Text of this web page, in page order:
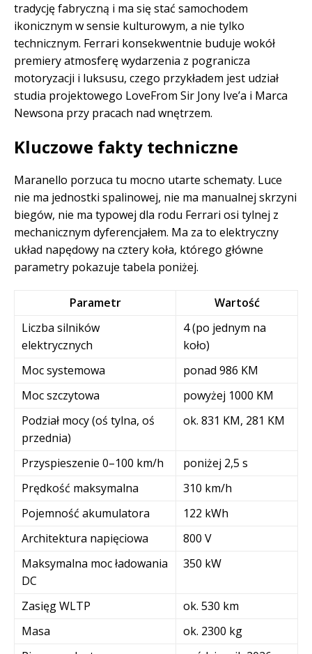
tradycję fabryczną i ma się stać samochodem
ikonicznym w sensie kulturowym, a nie tylko
technicznym. Ferrari konsekwentnie buduje wokół
premiery atmosferę wydarzenia z pogranicza
motoryzacji i luksusu, czego przykładem jest udział
studia projektowego LoveFrom Sir Jony Ive’a i Marca
Newsona przy pracach nad wnętrzem.
Kluczowe fakty techniczne
Maranello porzuca tu mocno utarte schematy. Luce
nie ma jednostki spalinowej, nie ma manualnej skrzyni
biegów, nie ma typowej dla rodu Ferrari osi tylnej z
mechanicznym dyferencjałem. Ma za to elektryczny
układ napędowy na cztery koła, którego główne
parametry pokazuje tabela poniżej.
Parametr
Wartość
Liczba silników
elektrycznych
4 (po jednym na
koło)
Moc systemowa
ponad 986 KM
Moc szczytowa
powyżej 1000 KM
Podział mocy (oś tylna, oś
przednia)
ok. 831 KM, 281 KM
Przyspieszenie 0–100 km/h
poniżej 2,5 s
Prędkość maksymalna
310 km/h
Pojemność akumulatora
122 kWh
Architektura napięciowa
800 V
Maksymalna moc ładowania
DC
350 kW
Zasięg WLTP
ok. 530 km
Masa
ok. 2300 kg